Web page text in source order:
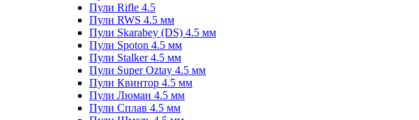
Пули Rifle 4.5
Пули RWS 4.5 мм
Пули Skarabey (DS) 4.5 мм
Пули Spoton 4.5 мм
Пули Stalker 4.5 мм
Пули Super Oztay 4.5 мм
Пули Квинтор 4.5 мм
Пули Люман 4.5 мм
Пули Сплав 4.5 мм